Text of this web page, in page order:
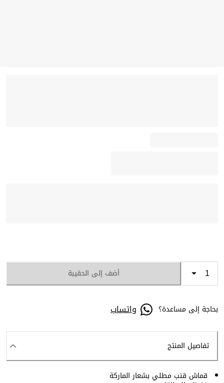
أضف إلى الحقيبة
بحاجة إلى مساعدة؟ واتساب
تفاصيل المنتج
قماش قنب مطلي بشعار الماركة